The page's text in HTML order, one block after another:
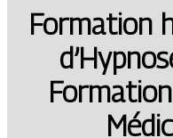
Formation